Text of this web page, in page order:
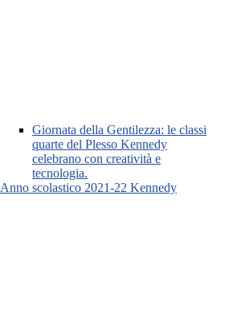
Giornata della Gentilezza: le classi
quarte del Plesso Kennedy
celebrano con creatività e
tecnologia.
Anno scolastico 2021-22 Kennedy